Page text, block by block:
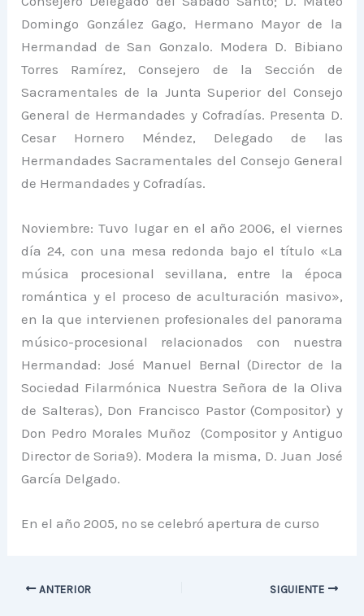
Domingo González Gago, Hermano Mayor de la
Hermandad de San Gonzalo. Modera D. Bibiano
Torres Ramírez, Consejero de la Sección de
Sacramentales de la Junta Superior del Consejo
General de Hermandades y Cofradías. Presenta D.
Cesar Hornero Méndez, Delegado de las
Hermandades Sacramentales del Consejo General
de Hermandades y Cofradías.
Noviembre: Tuvo lugar en el año 2006, el viernes
día 24, con una mesa redonda bajo el título «La
música procesional sevillana, entre la época
romántica y el proceso de aculturación masivo»,
en la que intervienen profesionales del panorama
músico-procesional relacionados con nuestra
Hermandad: José Manuel Bernal (Director de la
Sociedad Filarmónica Nuestra Señora de la Oliva
de Salteras), Don Francisco Pastor (Compositor) y
Don Pedro Morales Muñoz (Compositor y Antiguo
Director de Soria9). Modera la misma, D. Juan José
García Delgado.
En el año 2005, no se celebró apertura de curso
ANTERIOR SIGUIENTE